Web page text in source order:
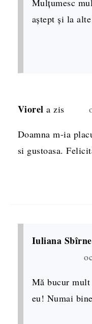
Mulțumesc
aștept și la
Viorel a zis
Doamna m-ia
si gustoasa.
Iuliana
Mă bucur
eu! Numai